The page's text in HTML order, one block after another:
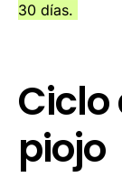
30 días.
Ciclo
piojo